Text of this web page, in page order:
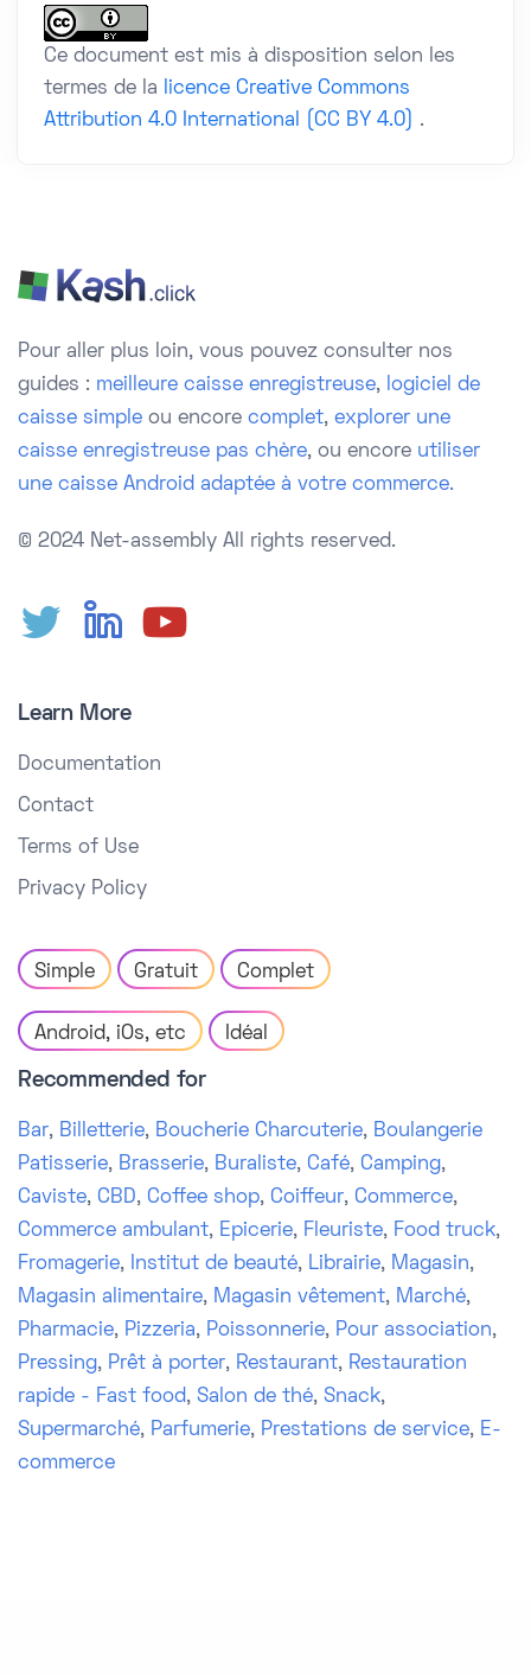
Ce document est mis à disposition selon les
termes de la
licence Creative Commons
Attribution 4.0 International (CC BY 4.0) .
Pour aller plus loin, vous pouvez consulter nos
guides : meilleure caisse enregistreuse, logiciel de
caisse simple ou encore complet, explorer une
caisse enregistreuse pas chère, ou encore utiliser
une caisse Android adaptée à votre commerce.
© 2024 Net-assembly All rights reserved.
Learn More
Documentation
Contact
Terms of Use
Privacy Policy
Simple Gratuit Complet
Android, iOs, etc Idéal
Recommended for
Bar, Billetterie, Boucherie Charcuterie, Boulangerie
Patisserie, Brasserie, Buraliste, Café, Camping,
Caviste, CBD, Coffee shop, Coiffeur, Commerce,
Commerce ambulant, Epicerie, Fleuriste, Food truck,
Fromagerie, Institut de beauté, Librairie, Magasin,
Magasin alimentaire, Magasin vêtement, Marché,
Pharmacie, Pizzeria, Poissonnerie, Pour association,
Pressing, Prêt à porter, Restaurant, Restauration
rapide - Fast food, Salon de thé, Snack,
Supermarché, Parfumerie, Prestations de service, E-
commerce